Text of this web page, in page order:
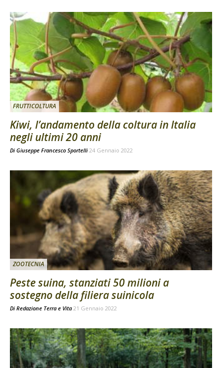
FRUTTICOLTURA
Kiwi, l’andamento della coltura in Italia
negli ultimi 20 anni
Di Giuseppe Francesco Sportelli 24 Gennaio 2022
ZOOTECNIA
Peste suina, stanziati 50 milioni a
sostegno della filiera suinicola
Di Redazione Terra e Vita 21 Gennaio 2022